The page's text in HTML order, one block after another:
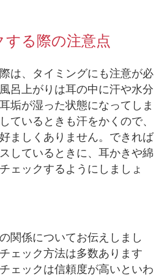
る際の注意点
は、タイミングにも注意が必
呂上がりは耳の中に汗や水分
垢が湿った状態になってしま
ているときも汗をかくので、
ましくありません。できれば
しているときに、耳かきや綿
ェックするようにしましょ
関係についてお伝えしまし
ェック方法は多数あります
ェックは信頼度が高いといわ